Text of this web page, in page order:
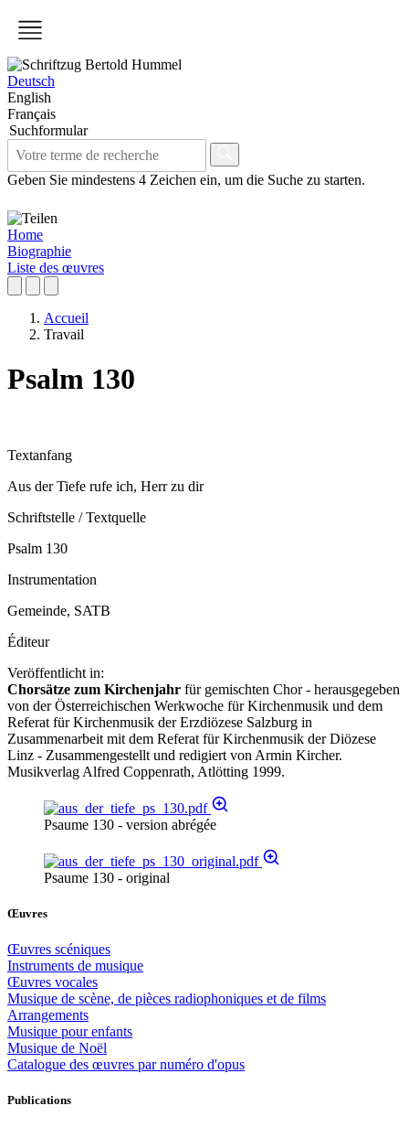
Deutsch
English
Français
Suchformular
Geben Sie mindestens 4 Zeichen ein, um die Suche zu starten.
Home
Biographie
Liste des œuvres
Accueil
Travail
Psalm 130
Textanfang
Aus der Tiefe rufe ich, Herr zu dir
Schriftstelle / Textquelle
Psalm 130
Instrumentation
Gemeinde, SATB
Éditeur
Veröffentlicht in:
Chorsätze zum Kirchenjahr für gemischten Chor - herausgegeben
von der Österreichischen Werkwoche für Kirchenmusik und dem
Referat für Kirchenmusik der Erzdiözese Salzburg in
Zusammenarbeit mit dem Referat für Kirchenmusik der Diözese
Linz - Zusammengestellt und redigiert von Armin Kircher.
Musikverlag Alfred Coppenrath, Atlötting 1999.
Psaume 130 - version abrégée
Psaume 130 - original
Œuvres
Œuvres scéniques
Instruments de musique
Œuvres vocales
Musique de scène, de pièces radiophoniques et de films
Arrangements
Musique pour enfants
Musique de Noël
Catalogue des œuvres par numéro d'opus
Publications